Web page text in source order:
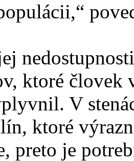
ktoré človek
V
ktoré
preto je